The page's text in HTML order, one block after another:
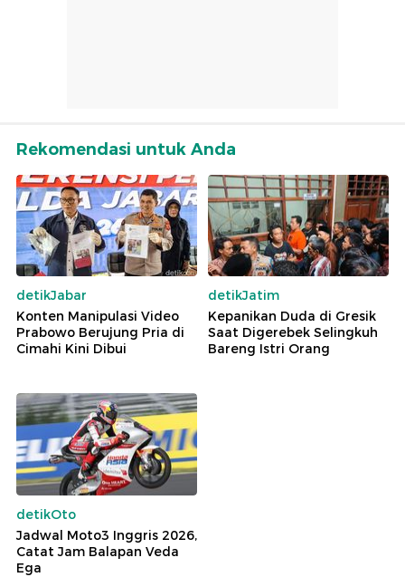
Rekomendasi untuk Anda
detikJabar
Konten Manipulasi Video
Prabowo Berujung Pria di
Cimahi Kini Dibui
detikJatim
Kepanikan Duda di Gresik
Saat Digerebek Selingkuh
Bareng Istri Orang
detikOto
Jadwal Moto3 Inggris 2026,
Catat Jam Balapan Veda
Ega